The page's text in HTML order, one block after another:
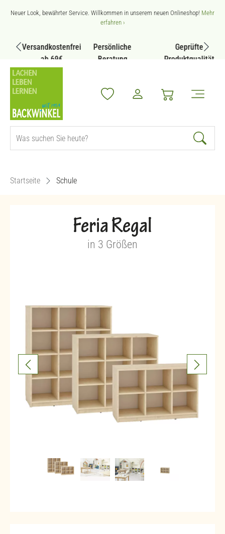
Zum Hauptinhalt springen
Neuer Look, bewährter Service. Willkommen in unserem neuen Onlineshop! Mehr
erfahren ›
Versandkostenfrei
ab 69€
Persönliche
Beratung
Geprüfte
Produktqualität
Startseite Schule
Feria Regal
in 3 Größen